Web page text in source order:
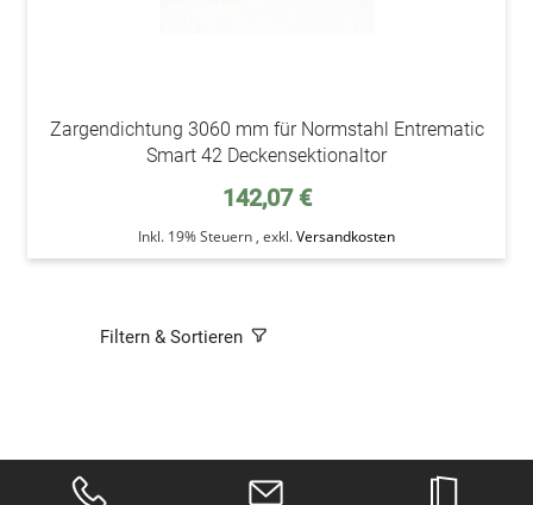
Zargendichtung 3060 mm für Normstahl Entrematic
Smart 42 Deckensektionaltor
142,07 €
Inkl. 19% Steuern , exkl.Versandkosten
Filtern & Sortieren